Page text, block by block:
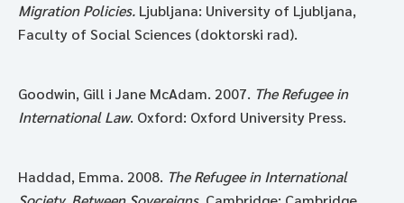
Migration Policies. Ljubljana: University of Ljubljana,
Faculty of Social Sciences (doktorski rad).
Goodwin, Gill i Jane McAdam. 2007. The Refugee in
International Law. Oxford: Oxford University Press.
Haddad, Emma. 2008. The Refugee in International